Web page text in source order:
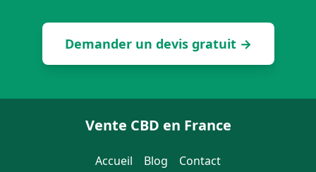
Demander un devis gratuit →
Vente CBD en France
Accueil Blog Contact